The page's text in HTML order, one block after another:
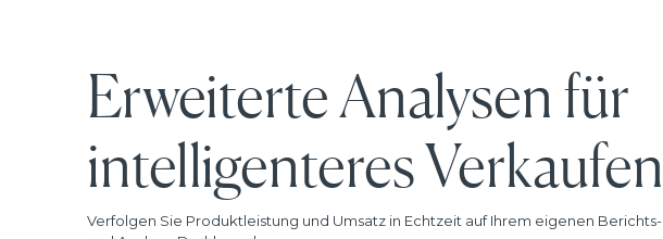
Erweiterte Analysen für
intelligenteres Verkaufen
Verfolgen Sie Produktleistung und Umsatz in Echtzeit auf Ihrem eigenen Berichts-